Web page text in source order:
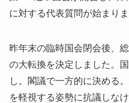
に対する代表質問が始まりま
昨年末の臨時国会閉会後、
の大転換を決定しました。
し。閣議で一方的に決める
を軽視する姿勢に抗議しな